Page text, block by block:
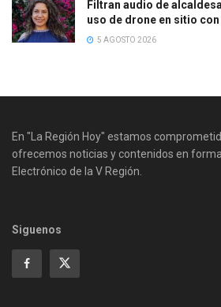
Filtran audio de
uso de drone en sitio
5 AGOSTO 2026
En "La Región Hoy" estamos
ofrecemos noticias y contenidos en
Electrónico de la V Región.
Siguenos